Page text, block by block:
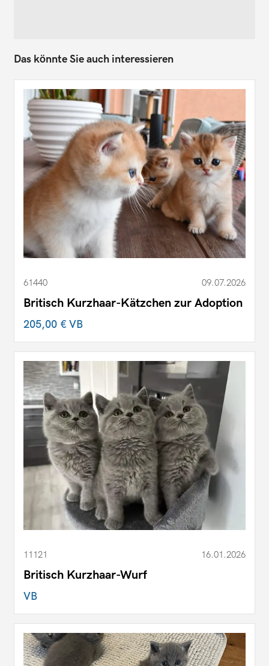
Das könnte Sie auch interessieren
61440 09.07.2026
Britisch Kurzhaar-Kätzchen zur Adoption
205,00 €VB
11121 16.01.2026
Britisch Kurzhaar-Wurf
VB